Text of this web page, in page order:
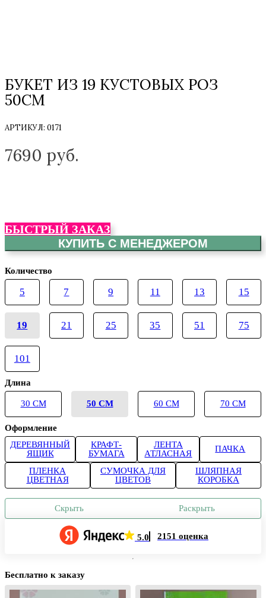
БУКЕТ ИЗ 19 КУСТОВЫХ РОЗ
50СМ
АРТИКУЛ: 0171
7690 руб.
БЫСТРЫЙ ЗАКАЗ
КУПИТЬ С МЕНЕДЖЕРОМ
Количество
5 7 9 11 13 15
19 21 25 35 51 75
101
Длина
30 СМ 50 СМ 60 СМ 70 СМ
Оформление
ДЕРЕВЯННЫЙ
ЯЩИК
КРАФТ-
БУМАГА
ЛЕНТА
АТЛАСНАЯ
ПАЧКА
ПЛЕНКА
ЦВЕТНАЯ
СУМОЧКА ДЛЯ
ЦВЕТОВ
ШЛЯПНАЯ
КОРОБКА
Скрыть Раскрыть
5.0 2151 оценка
Бесплатно к заказу